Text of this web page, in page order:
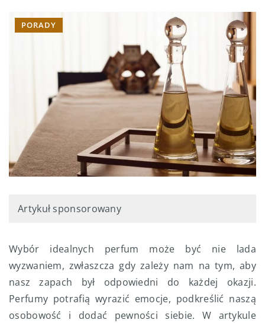
PORADY
Artykuł sponsorowany
Wybór idealnych perfum może być nie lada
wyzwaniem, zwłaszcza gdy zależy nam na tym, aby
nasz zapach był odpowiedni do każdej okazji.
Perfumy potrafią wyrazić emocje, podkreślić naszą
osobowość i dodać pewności siebie. W artykule